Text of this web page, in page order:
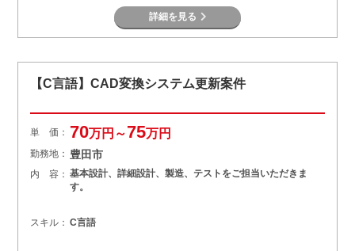
詳細を見る
【C言語】CAD変換システム更新案件
単 価： 70万円～75万円
勤務地： 豊田市
内 容： 基本設計、詳細設計、製造、テストをご担当いただきま
す。
スキル： C言語